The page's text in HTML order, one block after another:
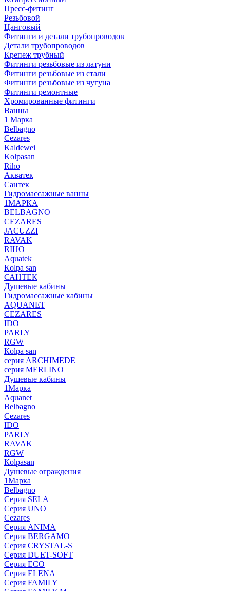
Пресс-фитинг
Резьбовой
Цанговый
Фитинги и детали трубопроводов
Детали трубопроводов
Крепеж трубный
Фитинги резьбовые из латуни
Фитинги резьбовые из стали
Фитинги резьбовые из чугуна
Фитинги ремонтные
Хромированные фитинги
Ванны
1 Марка
Belbagno
Cezares
Kaldewei
Kolpasan
Riho
Акватек
Сантек
Гидромассажные ванны
1МАРКА
BELBAGNO
CEZARES
JACUZZI
RAVAK
RIHO
Аquatek
Кolpa san
САНТЕК
Душевые кабины
Гидромассажные кабины
AQUANET
CEZARES
IDO
PARLY
RGW
Кolpa san
серия ARCHIMEDE
серия MERLINO
Душевые кабины
1Марка
Aquanet
Belbagno
Cezares
IDO
PARLY
RAVAK
RGW
Кolpasan
Душевые ограждения
1Марка
Belbagno
Серия SELA
Серия UNO
Cezares
Серия ANIMA
Серия BERGAMO
Серия CRYSTAL-S
Серия DUET-SOFT
Серия ECO
Серия ELENA
Серия FAMILY